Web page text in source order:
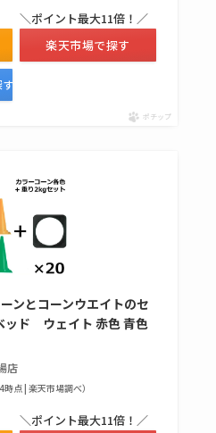
は？おすすめや効果
も調査
＼ポイント最大11倍！／
楽天市場で探す
ポチップ
ンとコーンウエイトのセ
ッド ウェイト 赤色 青色
店
点 | 楽天市場調べ）
＼ポイント最大11倍！／